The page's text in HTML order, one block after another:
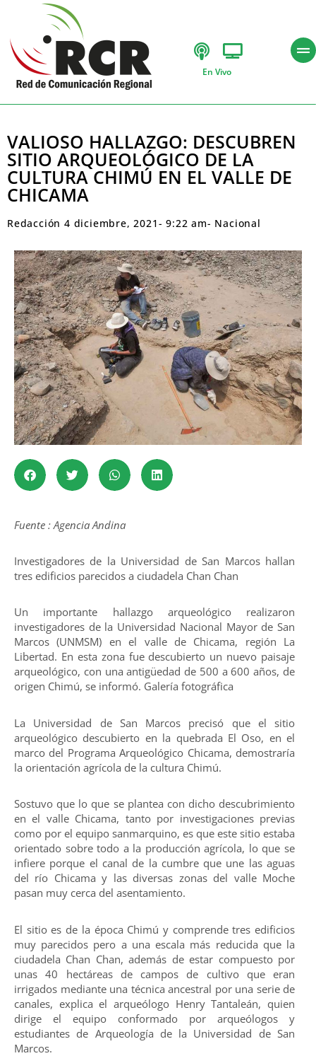
En Vivo
VALIOSO HALLAZGO: DESCUBREN
SITIO ARQUEOLÓGICO DE LA
CULTURA CHIMÚ EN EL VALLE DE
CHICAMA
Redacción 4 diciembre, 2021- 9:22 am- Nacional
Fuente : Agencia Andina
Investigadores de la Universidad de San Marcos hallan
tres edificios parecidos a ciudadela Chan Chan
Un importante hallazgo arqueológico realizaron
investigadores de la Universidad Nacional Mayor de San
Marcos (UNMSM) en el valle de Chicama, región La
Libertad. En esta zona fue descubierto un nuevo paisaje
arqueológico, con una antigüedad de 500 a 600 años, de
origen Chimú, se informó. Galería fotográfica
La Universidad de San Marcos precisó que el sitio
arqueológico descubierto en la quebrada El Oso, en el
marco del Programa Arqueológico Chicama, demostraría
la orientación agrícola de la cultura Chimú.
Sostuvo que lo que se plantea con dicho descubrimiento
en el valle Chicama, tanto por investigaciones previas
como por el equipo sanmarquino, es que este sitio estaba
orientado sobre todo a la producción agrícola, lo que se
infiere porque el canal de la cumbre que une las aguas
del río Chicama y las diversas zonas del valle Moche
pasan muy cerca del asentamiento.
El sitio es de la época Chimú y comprende tres edificios
muy parecidos pero a una escala más reducida que la
ciudadela Chan Chan, además de estar compuesto por
unas 40 hectáreas de campos de cultivo que eran
irrigados mediante una técnica ancestral por una serie de
canales, explica el arqueólogo Henry Tantaleán, quien
dirige el equipo conformado por arqueólogos y
estudiantes de Arqueología de la Universidad de San
Marcos.